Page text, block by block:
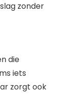
zonder
die
iets
zorgt ook